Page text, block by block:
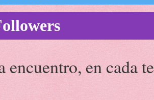
encuentro, en cada